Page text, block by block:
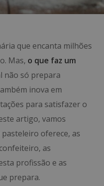
que encanta milhões
Mas, o que faz um
não só prepara
inova em
para satisfazer o
artigo, vamos
oferece, as
as
profissão e as
prepara.